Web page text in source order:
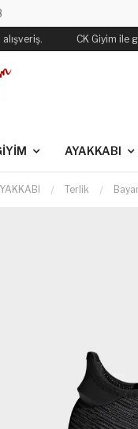
CK Giyim ile
AYAKKABI
Terlik